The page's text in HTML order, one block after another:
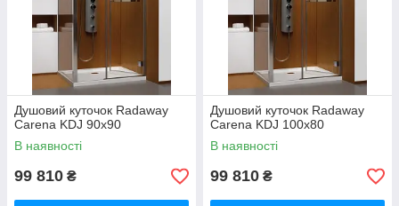
Душовий куточок Radaway
Carena KDJ 90x90
В наявності
99 810 ₴
Душовий куточок Radaway
Carena KDJ 100x80
В наявності
99 810 ₴